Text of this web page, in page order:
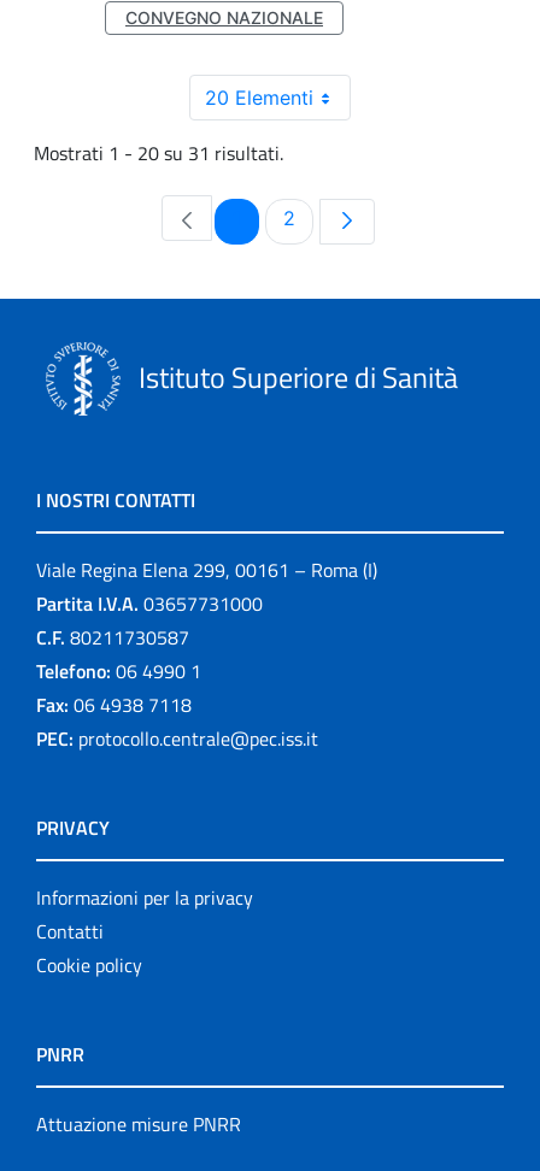
CONVEGNO NAZIONALE
20 Elementi
Mostrati 1 - 20 su 31 risultati.
PaginaPagina
2
Istituto Superiore di Sanità
I NOSTRI CONTATTI
Viale Regina Elena 299, 00161 – Roma (I)
Partita I.V.A. 03657731000
C.F. 80211730587
Telefono: 06 4990 1
Fax: 06 4938 7118
PEC: protocollo.centrale@pec.iss.it
PRIVACY
Informazioni per la privacy
Contatti
Cookie policy
PNRR
Attuazione misure PNRR